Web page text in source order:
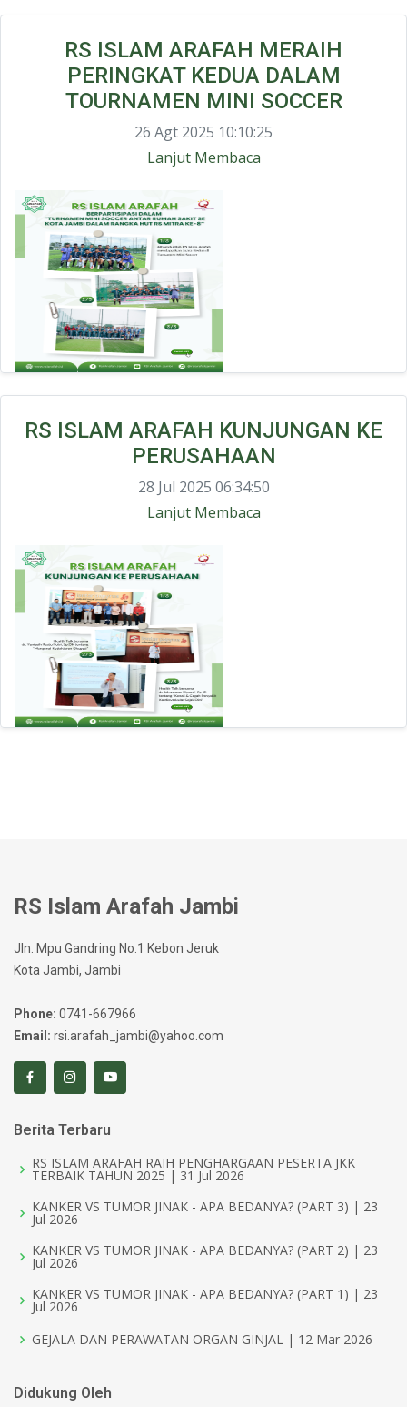
RS ISLAM ARAFAH MERAIH
PERINGKAT KEDUA DALAM
TOURNAMEN MINI SOCCER
26 Agt 2025 10:10:25
Lanjut Membaca
RS ISLAM ARAFAH KUNJUNGAN KE
PERUSAHAAN
28 Jul 2025 06:34:50
Lanjut Membaca
RS Islam Arafah Jambi
Jln. Mpu Gandring No.1 Kebon Jeruk
Kota Jambi, Jambi
Phone: 0741-667966
Email: rsi.arafah_jambi@yahoo.com
Berita Terbaru
RS ISLAM ARAFAH RAIH PENGHARGAAN PESERTA JKK
TERBAIK TAHUN 2025 | 31 Jul 2026
KANKER VS TUMOR JINAK - APA BEDANYA? (PART 3) | 23
Jul 2026
KANKER VS TUMOR JINAK - APA BEDANYA? (PART 2) | 23
Jul 2026
KANKER VS TUMOR JINAK - APA BEDANYA? (PART 1) | 23
Jul 2026
GEJALA DAN PERAWATAN ORGAN GINJAL | 12 Mar 2026
Didukung Oleh